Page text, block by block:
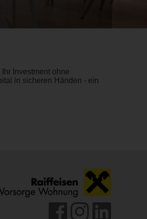
Investment ohne
in sicheren Händen - ein